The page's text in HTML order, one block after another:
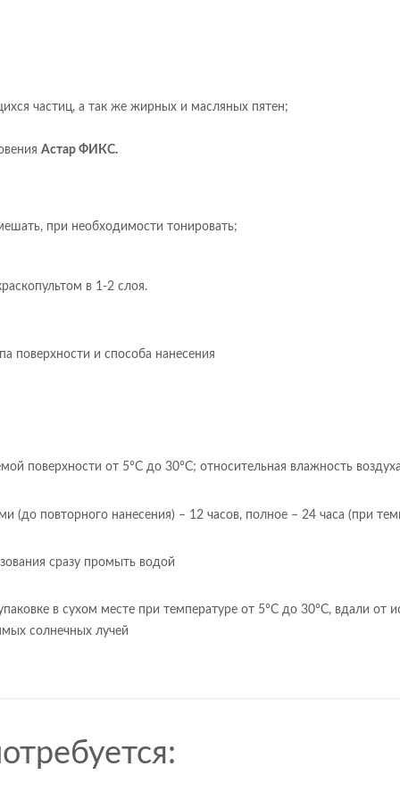
частиц, а так же жирных и масляных пятен;
Астар ФИКС.
при необходимости тонировать;
в 1-2 слоя.
поверхности и способа нанесения
поверхности от 5°С до 30°С; относительная влажность
(до повторного нанесения) – 12 часов, полное – 24 часа (при
сразу промыть водой
в сухом месте при температуре от 5°С до 30°С, вдали от
солнечных лучей